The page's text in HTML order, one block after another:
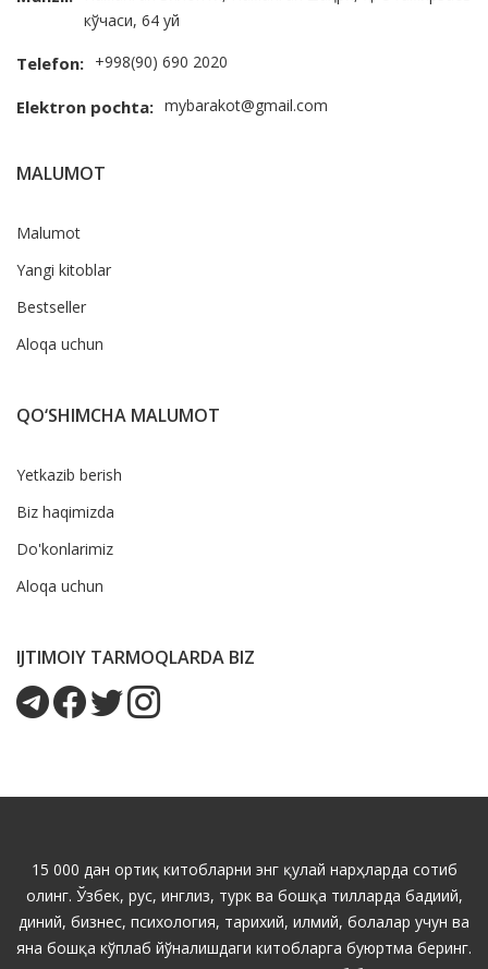
кўчаси, 64 уй
Telefon: +998(90) 690 2020
Elektron pochta: mybarakot@gmail.com
MALUMOT
Malumot
Yangi kitoblar
Bestseller
Aloqa uchun
QO‘SHIMCHA MALUMOT
Yetkazib berish
Biz haqimizda
Do'konlarimiz
Aloqa uchun
IJTIMOIY TARMOQLARDA BIZ
15 000 дан ортиқ китобларни энг қулай нарҳларда сотиб
олинг. Ўзбек, рус, инглиз, турк ва бошқа тилларда бадиий,
диний, бизнес, психология, тарихий, илмий, болалар учун ва
яна бошқа кўплаб йўналишдаги китобларга буюртма беринг.